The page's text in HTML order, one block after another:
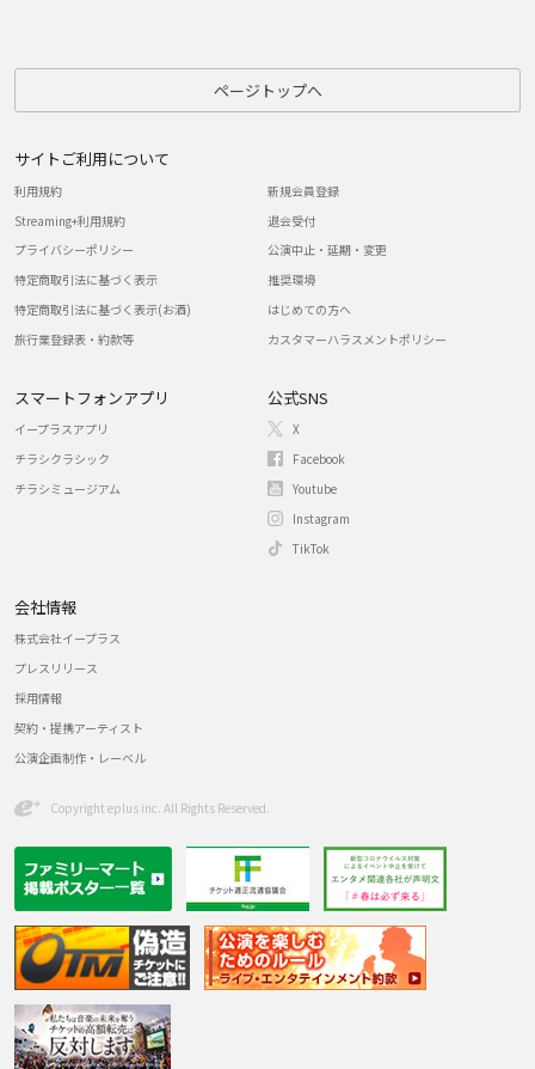
ページトップへ
サイトご利用について
利用規約
Streaming+利用規約
プライバシーポリシー
特定商取引法に基づく表示
特定商取引法に基づく表示(お酒)
旅行業登録表・約款等
新規会員登録
退会受付
公演中止・延期・変更
推奨環境
はじめての方へ
カスタマーハラスメントポリシー
スマートフォンアプリ
イープラスアプリ
チラシクラシック
チラシミュージアム
公式SNS
X
Facebook
Youtube
Instagram
TikTok
会社情報
株式会社イープラス
プレスリリース
採用情報
契約・提携アーティスト
公演企画制作・レーベル
Copyright eplus inc. All Rights Reserved.